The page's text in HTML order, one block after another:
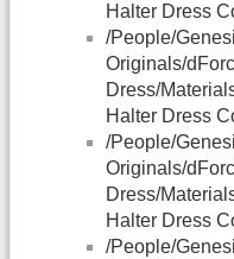
Halter Dress
/People/
Originals/
Dress/
Halter Dress
/People/
Originals/
Dress/
Halter Dress
/People/